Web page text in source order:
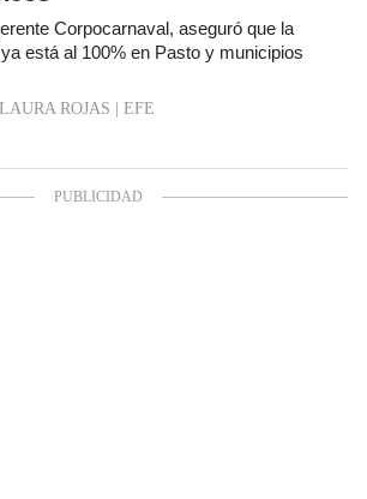
Corpocarnaval, aseguró que la
está al 100% en Pasto y municipios
LAURA ROJAS | EFE